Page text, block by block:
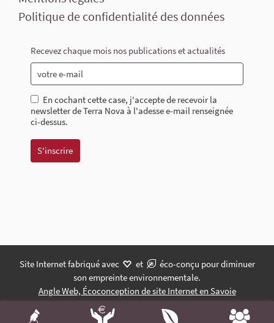
Politique de confidentialité des données
Recevez chaque mois nos publications et actualités
En cochant cette case, j'accepte de recevoir la
newsletter de Terra Nova à l'adesse e-mail renseignée
ci-dessus.
Site Internet fabriqué avec et
éco-conçu pour diminuer
son empreinte environnementale.
Angle Web, Écoconception de site Internet en Savoie